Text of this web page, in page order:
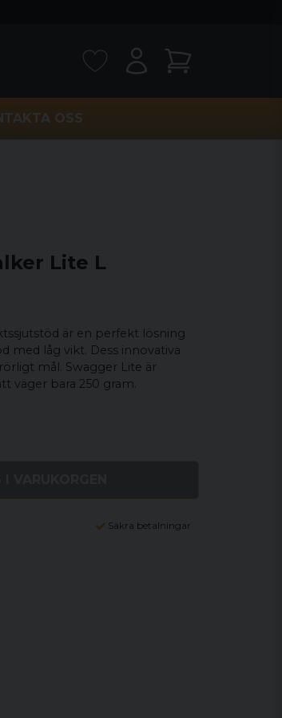
OSS
Lite L
är en perfekt lösning
med låg vikt. Dess innovativa
mål. Swagger Lite är
väger bara 250 gram.
Säkra betalningar